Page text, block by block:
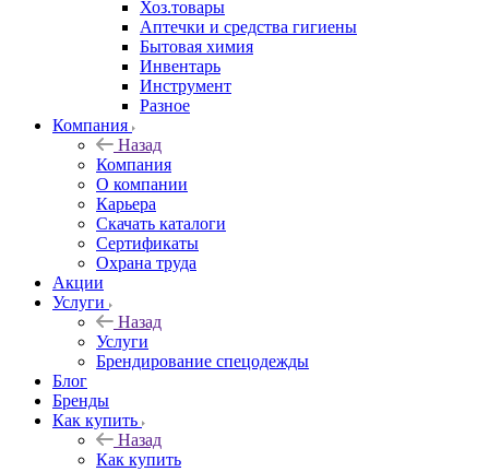
Хоз.товары
Аптечки и средства гигиены
Бытовая химия
Инвентарь
Инструмент
Разное
Компания
Назад
Компания
О компании
Карьера
Cкачать каталоги
Сертификаты
Охрана труда
Акции
Услуги
Назад
Услуги
Брендирование спецодежды
Блог
Бренды
Как купить
Назад
Как купить